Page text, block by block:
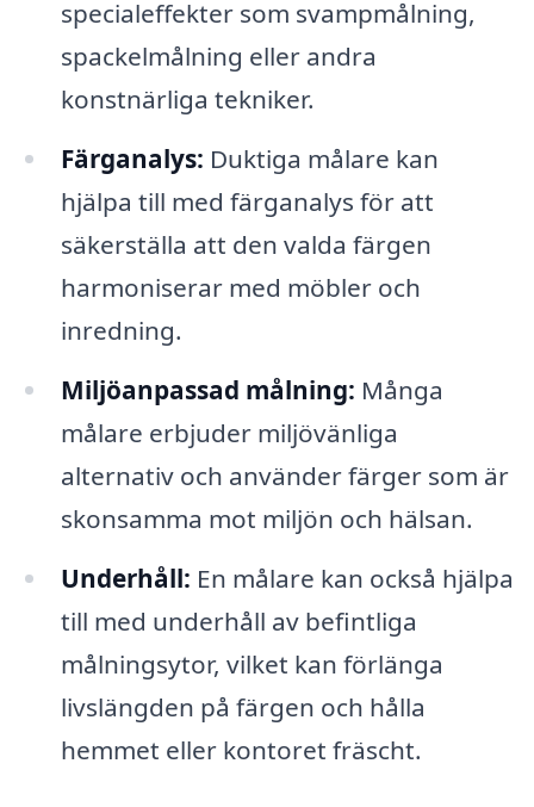
specialeffekter som svampmålning,
spackelmålning eller andra
konstnärliga tekniker.
Färganalys: Duktiga målare kan
hjälpa till med färganalys för att
säkerställa att den valda färgen
harmoniserar med möbler och
inredning.
Miljöanpassad målning: Många
målare erbjuder miljövänliga
alternativ och använder färger som är
skonsamma mot miljön och hälsan.
Underhåll: En målare kan också hjälpa
till med underhåll av befintliga
målningsytor, vilket kan förlänga
livslängden på färgen och hålla
hemmet eller kontoret fräscht.